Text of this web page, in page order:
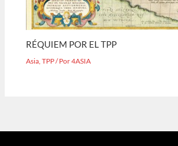
RÉQUIEM POR EL TPP
Asia,TPP/ Por4ASIA